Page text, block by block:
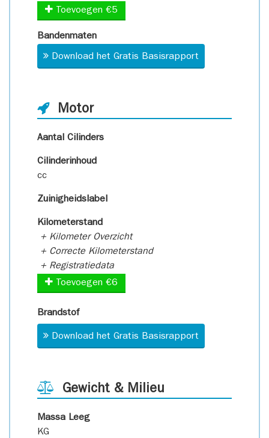
Toevoegen €5
Bandenmaten
Download het Gratis Basisrapport
Motor
Aantal Cilinders
Cilinderinhoud
cc
Zuinigheidslabel
Kilometerstand
+ Kilometer Overzicht
+ Correcte Kilometerstand
+ Registratiedata
Toevoegen €6
Brandstof
Download het Gratis Basisrapport
Gewicht & Milieu
Massa Leeg
KG